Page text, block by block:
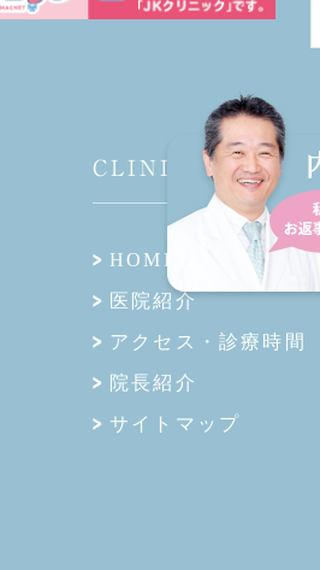
CLINIC
HOME
医院紹介
アクセス・診療時間
院長紹介
サイトマップ